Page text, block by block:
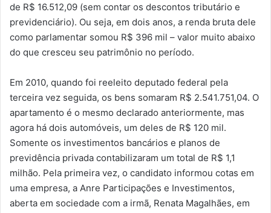
de R$ 16.512,09 (sem contar os descontos tributário e
previdenciário). Ou seja, em dois anos, a renda bruta dele
como parlamentar somou R$ 396 mil – valor muito abaixo
do que cresceu seu patrimônio no período.
Em 2010, quando foi reeleito deputado federal pela
terceira vez seguida, os bens somaram R$ 2.541.751,04. O
apartamento é o mesmo declarado anteriormente, mas
agora há dois automóveis, um deles de R$ 120 mil.
Somente os investimentos bancários e planos de
previdência privada contabilizaram um total de R$ 1,1
milhão. Pela primeira vez, o candidato informou cotas em
uma empresa, a Anre Participações e Investimentos,
aberta em sociedade com a irmã, Renata Magalhães, em